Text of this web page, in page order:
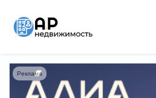
Главная
Реклама